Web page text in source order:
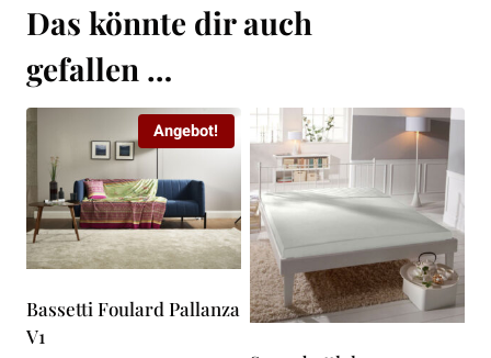
Das könnte dir auch
gefallen …
Angebot!
Bassetti Foulard Pallanza
V1